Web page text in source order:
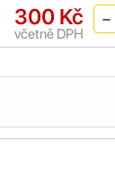
300 Kč
včetně DPH